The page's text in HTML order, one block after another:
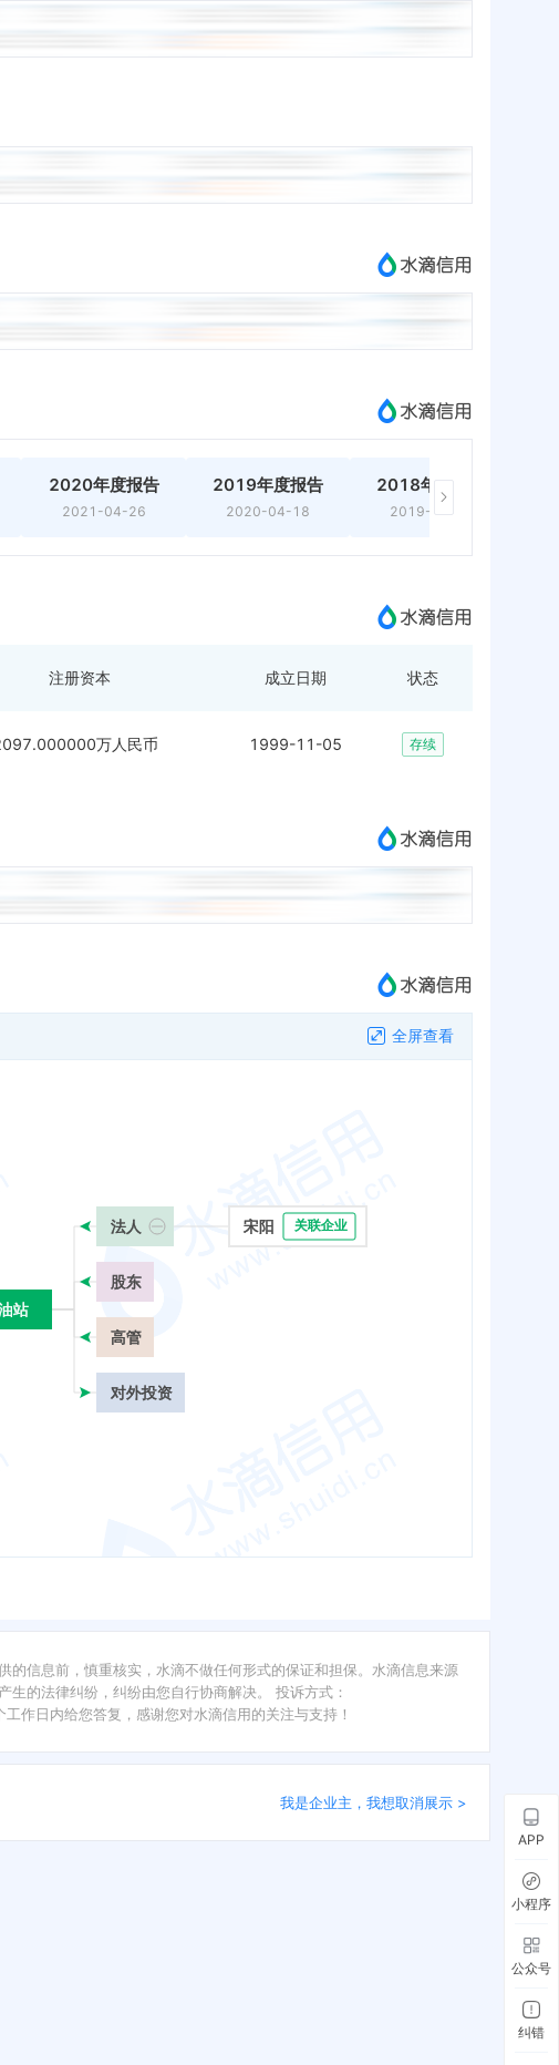
2020年度报告
2021-04-26
2019年度报告
2020-04-18
2018年度报告
2019-04-08
注册资本 成立日期 状态
万人民币 1999-11-05 存续
全屏查看
站
站
法人
股东
高管
对外投资
宋阳 关联企业
信息前，慎重核实，水滴不做任何形式的保证和担保。水滴信息来源
的法律纠纷，纠纷由您自行协商解决。 投诉方式：
作日内给您答复，感谢您对水滴信用的关注与支持！
我是企业主，我想取消展示 >
APP
小程序
公众号
纠错